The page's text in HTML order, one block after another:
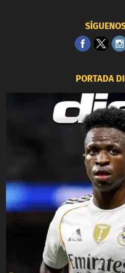
PORTADA